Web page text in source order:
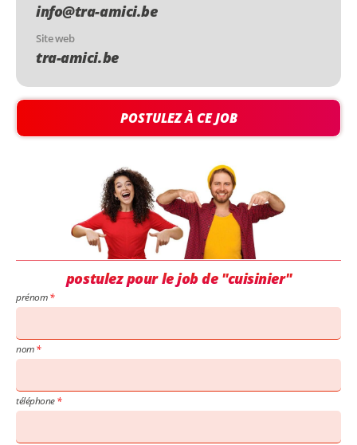
info@tra-amici.be
Site web
tra-amici.be
POSTULEZ À CE JOB
postulez pour le job de "cuisinier"
prénom
nom
téléphone